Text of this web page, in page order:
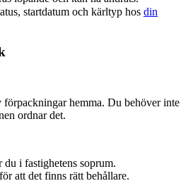
startdatum och kärltyp hos din
hemma. Du behöver inte
ordnar det.
du i fastighetens soprum.
att det finns rätt behållare.